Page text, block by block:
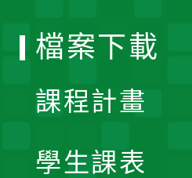
檔案下載
課程計畫
學生課表